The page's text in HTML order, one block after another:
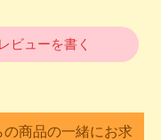
レビューを書く
の商品の一緒にお求